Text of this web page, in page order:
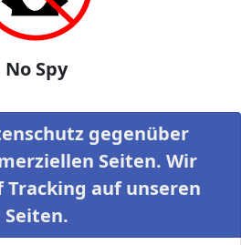
No Spy
gegenüber
Seiten. Wir
auf unseren
Seiten.